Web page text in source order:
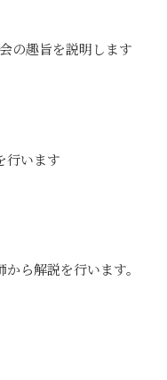
の趣旨を説明します
行います
ら解説を行います。